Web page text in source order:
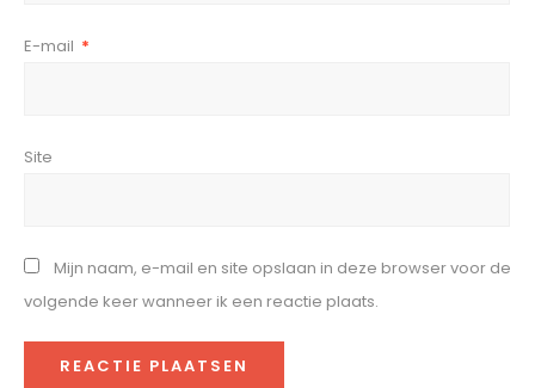
E-mail *
Site
Mijn naam, e-mail en site opslaan in deze browser voor de
volgende keer wanneer ik een reactie plaats.